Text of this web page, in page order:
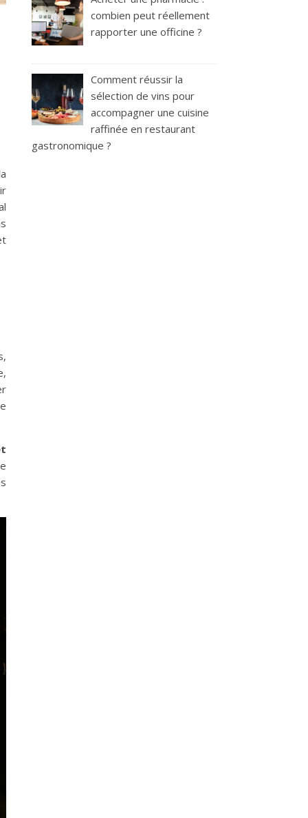
combien peut réellement
rapporter une officine ?
Comment réussir la
sélection de vins pour
accompagner une cuisine
raffinée en restaurant
gastronomique ?